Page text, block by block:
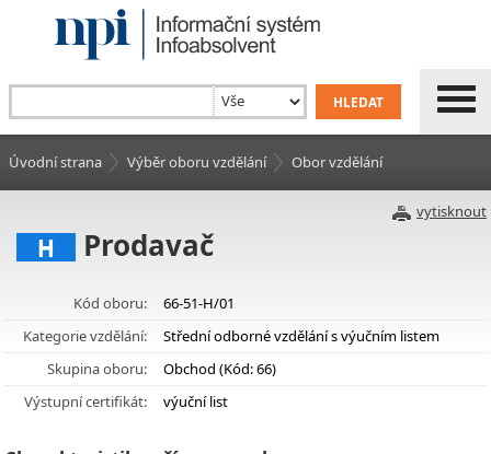
Úvodní strana Výběr oboru vzdělání Obor vzdělání
vytisknout
H Prodavač
Kód oboru:
66-51-H/01
Kategorie vzdělání:
Střední odborné vzdělání s výučním listem
Skupina oboru:
Obchod (Kód: 66)
Výstupní certifikát:
výuční list